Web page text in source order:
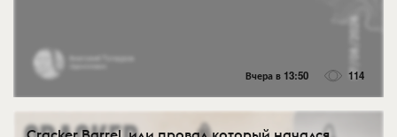
Вчера в 13:50 114